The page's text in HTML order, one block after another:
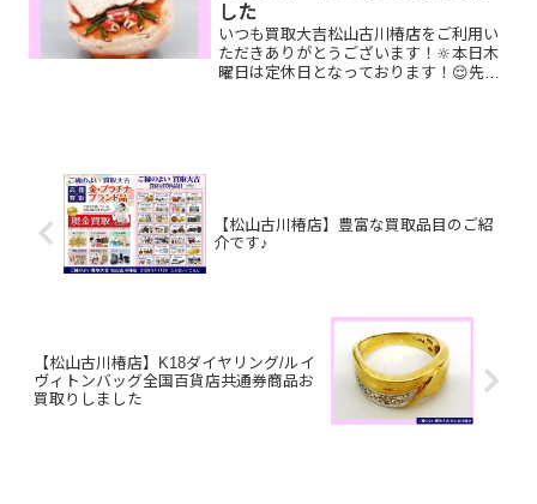
した
いつも買取大吉松山古川椿店をご利用い
ただきありがとうございます！🔆本日木
曜日は定休日となっております！😌先日
【松山古川椿店】豊富な買取品目のご紹
介です♪
【松山古川椿店】K18ダイヤリング/ルイ
ヴィトンバッグ全国百貨店共通券商品お
買取りしました